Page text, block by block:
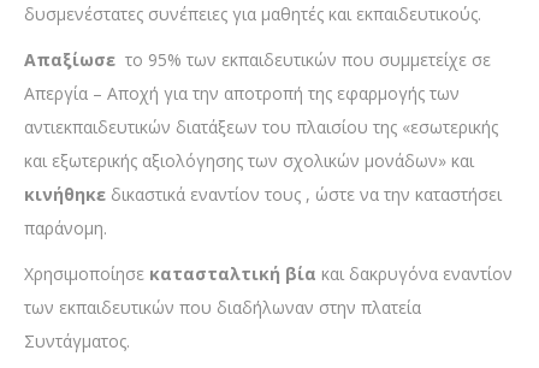
δυσμενέστατες συνέπειες για μαθητές και εκπαιδευτικούς.
Απαξίωσε το 95% των εκπαιδευτικών που συμμετείχε σε
Απεργία – Αποχή για την αποτροπή της εφαρμογής των
αντιεκπαιδευτικών διατάξεων του πλαισίου της «εσωτερικής
και εξωτερικής αξιολόγησης των σχολικών μονάδων» και
κινήθηκε δικαστικά εναντίον τους , ώστε να την καταστήσει
παράνομη.
Χρησιμοποίησε κατασταλτική βία και δακρυγόνα εναντίον
των εκπαιδευτικών που διαδήλωναν στην πλατεία
Συντάγματος.